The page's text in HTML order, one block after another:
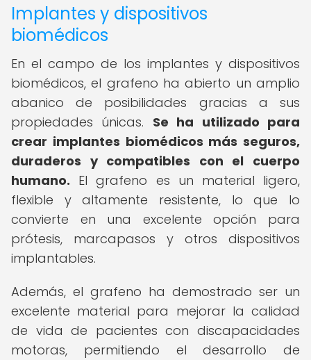
Implantes y dispositivos
biomédicos
En el campo de los implantes y dispositivos
biomédicos, el grafeno ha abierto un amplio
abanico de posibilidades gracias a sus
propiedades únicas. Se ha utilizado para
crear implantes biomédicos más seguros,
duraderos y compatibles con el cuerpo
humano. El grafeno es un material ligero,
flexible y altamente resistente, lo que lo
convierte en una excelente opción para
prótesis, marcapasos y otros dispositivos
implantables.
Además, el grafeno ha demostrado ser un
excelente material para mejorar la calidad
de vida de pacientes con discapacidades
motoras, permitiendo el desarrollo de